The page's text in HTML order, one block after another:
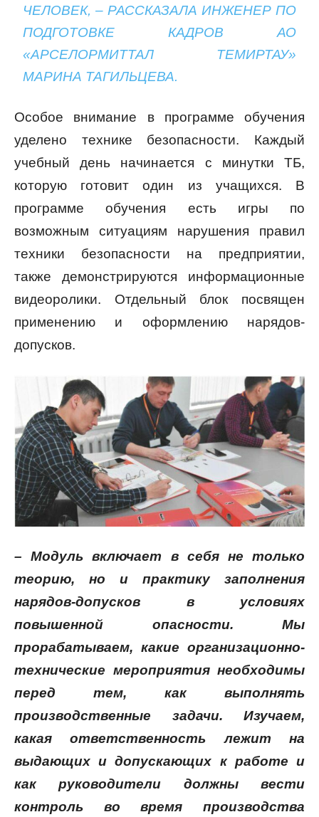
ЧЕЛОВЕК, – РАССКАЗАЛА ИНЖЕНЕР ПО
ПОДГОТОВКЕ КАДРОВ АО
«АРСЕЛОРМИТТАЛ ТЕМИРТАУ»
МАРИНА ТАГИЛЬЦЕВА.
Особое внимание в программе обучения
уделено технике безопасности. Каждый
учебный день начинается с минутки ТБ,
которую готовит один из учащихся. В
программе обучения есть игры по
возможным ситуациям нарушения правил
техники безопасности на предприятии,
также демонстрируются информационные
видеоролики. Отдельный блок посвящен
применению и оформлению нарядов-
допусков.
– Модуль включает в себя не только
теорию, но и практику заполнения
нарядов-допусков в условиях
повышенной опасности. Мы
прорабатываем, какие организационно-
технические мероприятия необходимы
перед тем, как выполнять
производственные задачи. Изучаем,
какая ответственность лежит на
выдающих и допускающих к работе и
как руководители должны вести
контроль во время производства